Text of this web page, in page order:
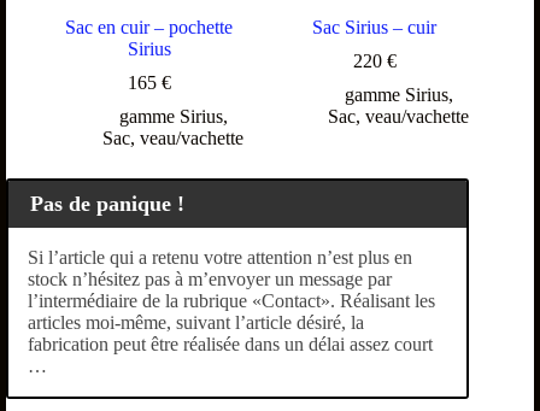
Sac en cuir – pochette
Sirius
165 €
gamme Sirius,
Sac,veau/vachette
Sac Sirius – cuir
220 €
gamme Sirius,
Sac,veau/vachette
Pas de panique !
Si l’article qui a retenu votre attention n’est plus en
stock n’hésitez pas à m’envoyer un message par
l’intermédiaire de la rubrique «Contact». Réalisant les
articles moi-même, suivant l’article désiré, la
fabrication peut être réalisée dans un délai assez court
…